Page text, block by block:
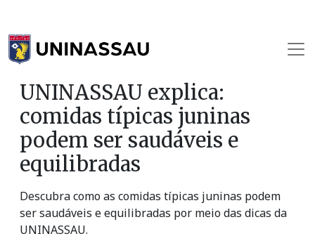
UNINASSAU explica:
comidas típicas juninas
podem ser saudáveis e
equilibradas
Descubra como as comidas típicas juninas podem
ser saudáveis e equilibradas por meio das dicas da
UNINASSAU.